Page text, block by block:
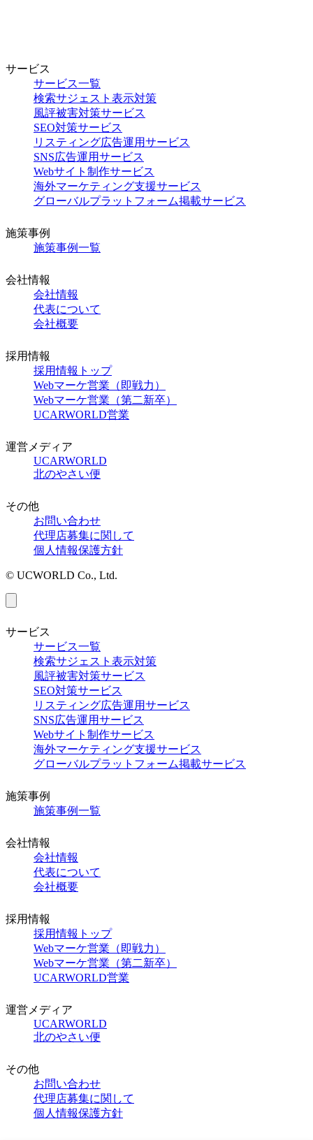
サービス
サービス一覧
検索サジェスト表示対策
風評被害対策サービス
SEO対策サービス
リスティング広告運用サービス
SNS広告運用サービス
Webサイト制作サービス
海外マーケティング支援サービス
グローバルプラットフォーム掲載サービス
施策事例
施策事例一覧
会社情報
会社情報
代表について
会社概要
採用情報
採用情報トップ
Webマーケ営業（即戦力）
Webマーケ営業（第二新卒）
UCARWORLD営業
運営メディア
UCARWORLD
北のやさい便
その他
お問い合わせ
代理店募集に関して
個人情報保護方針
© UCWORLD Co., Ltd.
サービス
サービス一覧
検索サジェスト表示対策
風評被害対策サービス
SEO対策サービス
リスティング広告運用サービス
SNS広告運用サービス
Webサイト制作サービス
海外マーケティング支援サービス
グローバルプラットフォーム掲載サービス
施策事例
施策事例一覧
会社情報
会社情報
代表について
会社概要
採用情報
採用情報トップ
Webマーケ営業（即戦力）
Webマーケ営業（第二新卒）
UCARWORLD営業
運営メディア
UCARWORLD
北のやさい便
その他
お問い合わせ
代理店募集に関して
個人情報保護方針